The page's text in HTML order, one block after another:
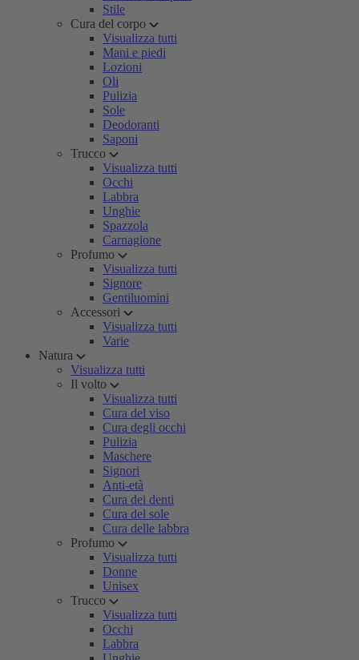
Stile
Cura del corpo
Visualizza tutti
Mani e piedi
Lozioni
Oli
Pulizia
Sole
Deodoranti
Saponi
Trucco
Visualizza tutti
Occhi
Labbra
Unghie
Spazzola
Carnagione
Profumo
Visualizza tutti
Signore
Gentiluomini
Accessori
Visualizza tutti
Varie
Natura
Visualizza tutti
Il volto
Visualizza tutti
Cura del viso
Cura degli occhi
Pulizia
Maschere
Signori
Anti-età
Cura dei denti
Cura del sole
Cura delle labbra
Profumo
Visualizza tutti
Donne
Unisex
Trucco
Visualizza tutti
Occhi
Labbra